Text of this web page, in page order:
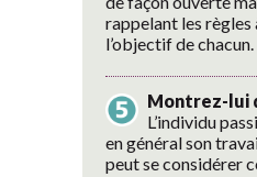
rappelant les règles
l’objectif de chacun.
Montrez-lui
L’individu
en général son
peut se considérer